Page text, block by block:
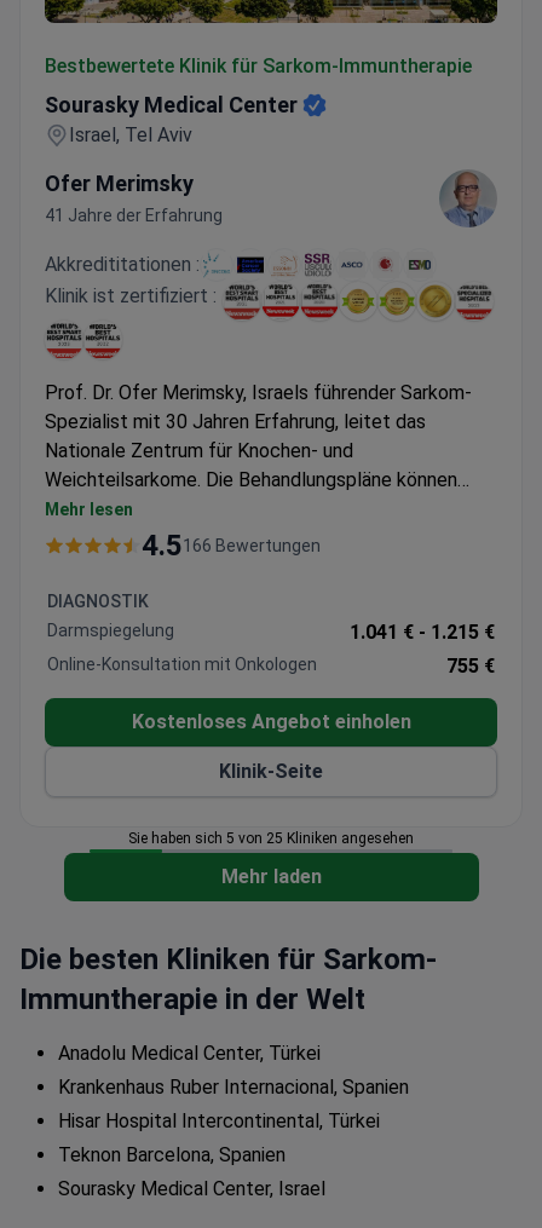
Bestbewertete Klinik für Sarkom-Immuntherapie
Sourasky Medical Center
Israel, Tel Aviv
Ofer Merimsky
41 Jahre der Erfahrung
Akkredititationen :
Klinik ist zertifiziert :
Prof. Dr. Ofer Merimsky, Israels führender Sarkom-
Spezialist mit 30 Jahren Erfahrung, leitet das
Nationale Zentrum für Knochen- und
Weichteilsarkome. Die Behandlungspläne können
Gentests mit Foundation One CDx sowie chirurgische
Eingriffe mit O-ARM 3D-Navigation umfassen. Das
eine umfassende Diagnostik an – einschließlich PET-
CT, MRT-Bildgebung und genetischer Profilierung. Die
Behandlung von metastasierten Sarkomen weist hier
Krankenhausaufenthalt dauert in der Regel 5 bis 10
Nächte bei Kosten von etwa 950 USD pro Tag.
Mehr lesen
4.5166 Bewertungen
DIAGNOSTIK
Darmspiegelung
1.041 € - 1.215 €
Online-Konsultation mit Onkologen 755 €
Kostenloses Angebot einholen
Klinik-Seite
Sie haben sich 5 von 25 Kliniken angesehen
Mehr laden
Die besten Kliniken für Sarkom-
Immuntherapie in der Welt
Anadolu Medical Center, Türkei
Krankenhaus Ruber Internacional, Spanien
Hisar Hospital Intercontinental, Türkei
Teknon Barcelona, Spanien
Sourasky Medical Center, Israel